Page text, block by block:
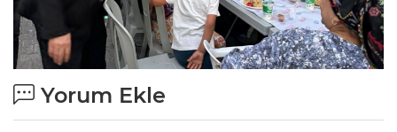
Yorum Ekle